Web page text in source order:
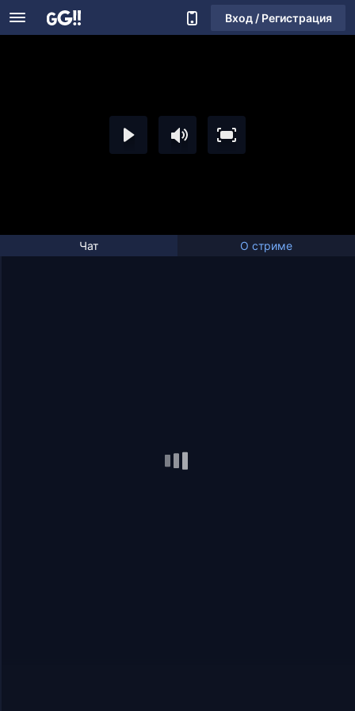
Вход / Регистрация
Чат О стриме